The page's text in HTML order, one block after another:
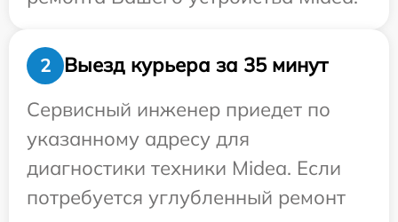
2
Выезд курьера за 35 минут
Сервисный инженер приедет по
указанному адресу для
диагностики техники Midea. Если
потребуется углубленный ремонт